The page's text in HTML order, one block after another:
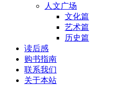
人文广场
文化篇
艺术篇
历史篇
读后感
购书指南
联系我们
关于本站